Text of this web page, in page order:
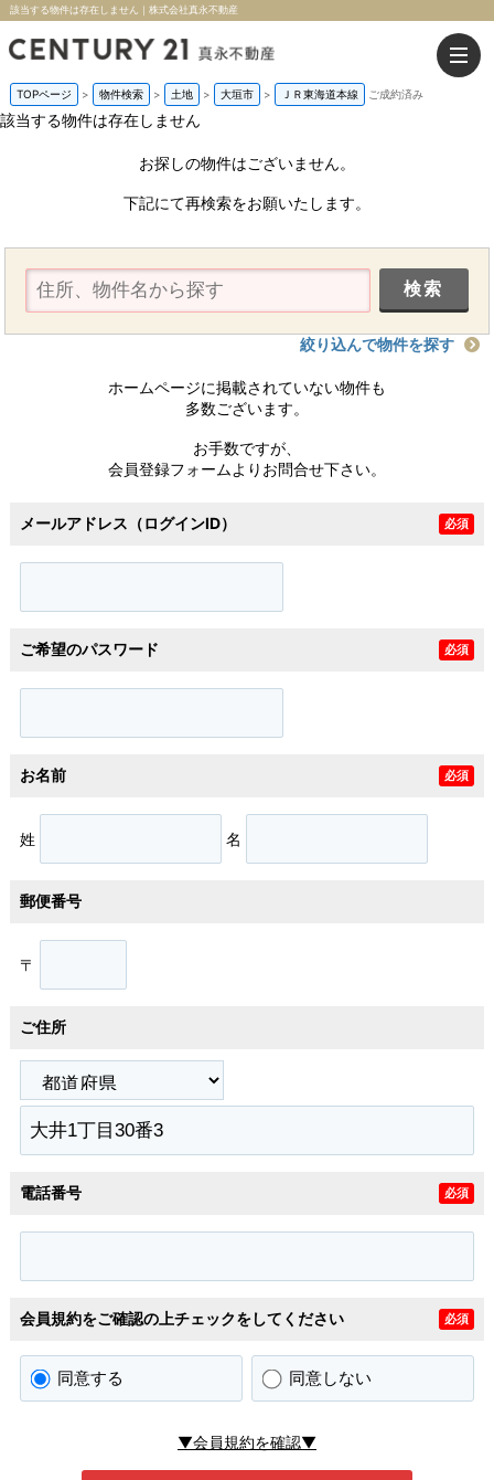
該当する物件は存在しません｜株式会社真永不動産
TOPページ > 物件検索 > 土地 > 大垣市 > ＪＲ東海道本線 ご成約済み
該当する物件は存在しません
お探しの物件はございません。
下記にて再検索をお願いたします。
絞り込んで物件を探す
ホームページに掲載されていない物件も
多数ございます。
お手数ですが、
会員登録フォームよりお問合せ下さい。
メールアドレス（ログインID） 必須
ご希望のパスワード 必須
お名前 必須
姓 名
郵便番号
〒
ご住所
電話番号 必須
会員規約をご確認の上チェックをしてください 必須
同意する 同意しない
▼会員規約を確認▼